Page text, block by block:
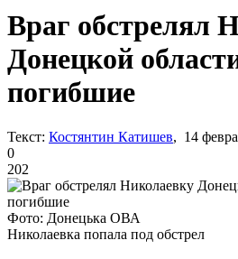
Враг обстрелял
Донецкой
погибшие
Текст: Костянтин Катишев, 14
0
202
Фото: Донецька ОВА
Николаевка попала под обстрел